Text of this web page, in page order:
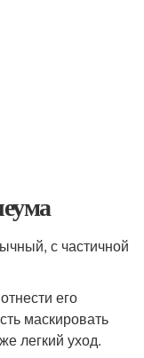
с частичной
его
маскировать
легкий уход.